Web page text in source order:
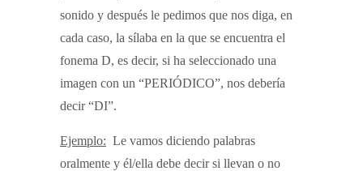
sonido y después le pedimos que nos diga, en
cada caso, la sílaba en la que se encuentra el
fonema D, es decir, si ha seleccionado una
imagen con un “PERIÓDICO”, nos debería
decir “DI”.
Ejemplo: Le vamos diciendo palabras
oralmente y él/ella debe decir si llevan o no